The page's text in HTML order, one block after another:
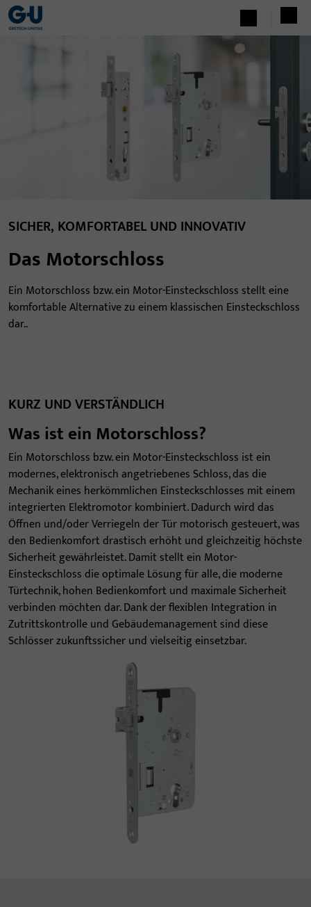
SICHER, KOMFORTABEL UND INNOVATIV
Das Motorschloss
Ein Motorschloss bzw. ein Motor-Einsteckschloss stellt eine
komfortable Alternative zu einem klassischen Einsteckschloss
dar..
KURZ UND VERSTÄNDLICH
Was ist ein Motorschloss?
Ein Motorschloss bzw. ein Motor-Einsteckschloss ist ein
modernes, elektronisch angetriebenes Schloss, das die
Mechanik eines herkömmlichen Einsteckschlosses mit einem
integrierten Elektromotor kombiniert. Dadurch wird das
Öffnen und/oder Verriegeln der Tür motorisch gesteuert, was
den Bedienkomfort drastisch erhöht und gleichzeitig höchste
Sicherheit gewährleistet. Damit stellt ein Motor-
Einsteckschloss die optimale Lösung für alle, die moderne
Türtechnik, hohen Bedienkomfort und maximale Sicherheit
verbinden möchten dar. Dank der flexiblen Integration in
Zutrittskontrolle und Gebäudemanagement sind diese
Schlösser zukunftssicher und vielseitig einsetzbar.